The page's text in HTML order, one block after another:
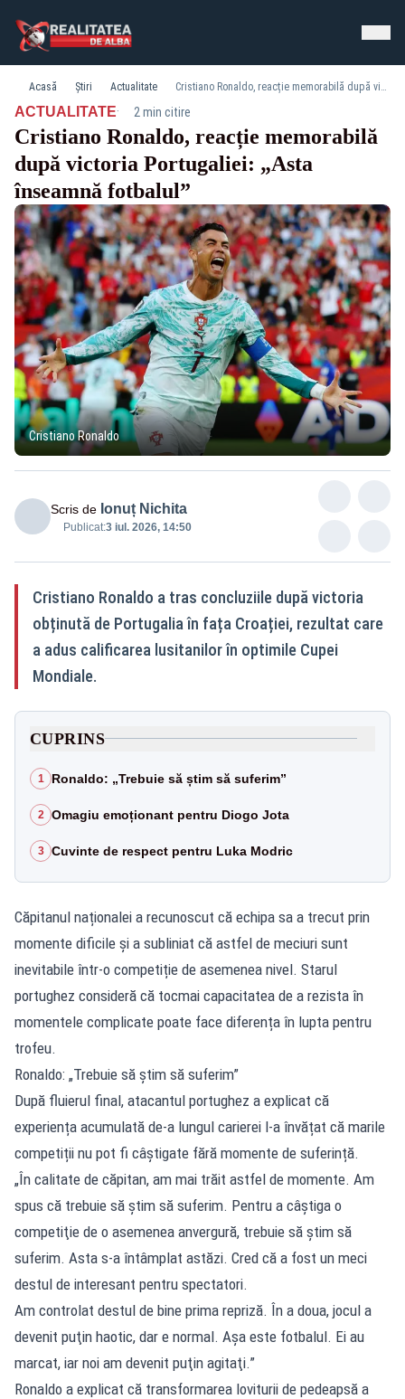
Acasă Știri Actualitate Cristiano Ronaldo, reacție memorabilă după victoria Portugaliei: „Asta înseamnă fotbalul”
ACTUALITATE· 2 min citire
Cristiano Ronaldo, reacție memorabilă
după victoria Portugaliei: „Asta
înseamnă fotbalul”
Cristiano Ronaldo
Scris de Ionuț Nichita
Publicat:3 iul. 2026, 14:50
Cristiano Ronaldo a tras concluziile după victoria
obținută de Portugalia în fața Croației, rezultat care
a adus calificarea lusitanilor în optimile Cupei
Mondiale.
CUPRINS
1 Ronaldo: „Trebuie să știm să suferim”
2 Omagiu emoționant pentru Diogo Jota
3 Cuvinte de respect pentru Luka Modric
Căpitanul naționalei a recunoscut că echipa sa a trecut prin
momente dificile și a subliniat că astfel de meciuri sunt
inevitabile într-o competiție de asemenea nivel. Starul
portughez consideră că tocmai capacitatea de a rezista în
momentele complicate poate face diferența în lupta pentru
trofeu.
Ronaldo: „Trebuie să știm să suferim”
După fluierul final, atacantul portughez a explicat că
experiența acumulată de-a lungul carierei l-a învățat că marile
competiții nu pot fi câștigate fără momente de suferință.
„În calitate de căpitan, am mai trăit astfel de momente. Am
spus că trebuie să ştim să suferim. Pentru a câştiga o
competiţie de o asemenea anvergură, trebuie să ştim să
suferim. Asta s-a întâmplat astăzi. Cred că a fost un meci
destul de interesant pentru spectatori.
Am controlat destul de bine prima repriză. În a doua, jocul a
devenit puţin haotic, dar e normal. Aşa este fotbalul. Ei au
marcat, iar noi am devenit puţin agitaţi.”
Ronaldo a explicat că transformarea loviturii de pedeapsă a